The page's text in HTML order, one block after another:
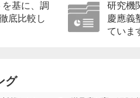
基に、調
底比較し
研究機
慶應義
ていま
グ